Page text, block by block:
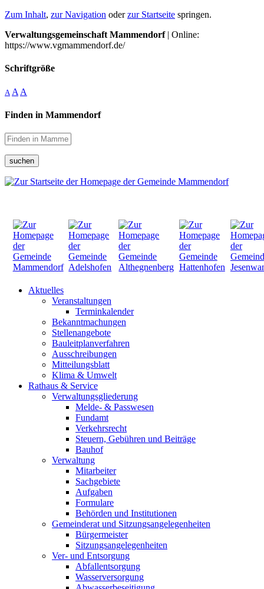
Zum Inhalt, zur Navigation oderzur Startseite springen.
Verwaltungsgemeinschaft Mammendorf| Online:
https://www.vgmammendorf.de/
Schriftgröße
A A A
Finden in Mammendorf
suchen
Aktuelles
Veranstaltungen
Terminkalender
Bekanntmachungen
Stellenangebote
Bauleitplanverfahren
Ausschreibungen
Mitteilungsblatt
Klima & Umwelt
Rathaus & Service
Verwaltungsgliederung
Melde- & Passwesen
Fundamt
Verkehrsrecht
Steuern, Gebühren und Beiträge
Bauhof
Verwaltung
Mitarbeiter
Sachgebiete
Aufgaben
Formulare
Behörden und Institutionen
Gemeinderat und Sitzungsangelegenheiten
Bürgermeister
Sitzungsangelegenheiten
Ver- und Entsorgung
Abfallentsorgung
Wasserversorgung